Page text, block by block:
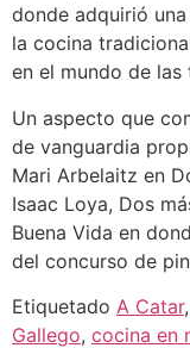
donde adquirió
la cocina
en el mundo de las
Un aspecto que
de vanguardia
Mari Arbelaitz en
Isaac Loya, Dos
Buena Vida en
del concurso de
Etiquetado A Catar,
Gallego, cocina en